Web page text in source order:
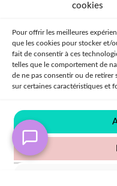
cookies
Pour offrir les meilleures
que les cookies pour stocker et/
fait de consentir à ces
telles que le comportement de
de ne pas consentir ou de
sur certaines caractéristiques et